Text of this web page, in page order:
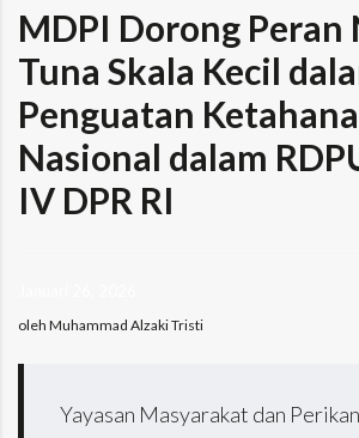
MDPI Dorong Peran
Tuna Skala Kecil
Penguatan
Nasional dalam
IV DPR RI
oleh Muhammad Alzaki Tristi
Yayasan Masyarakat dan